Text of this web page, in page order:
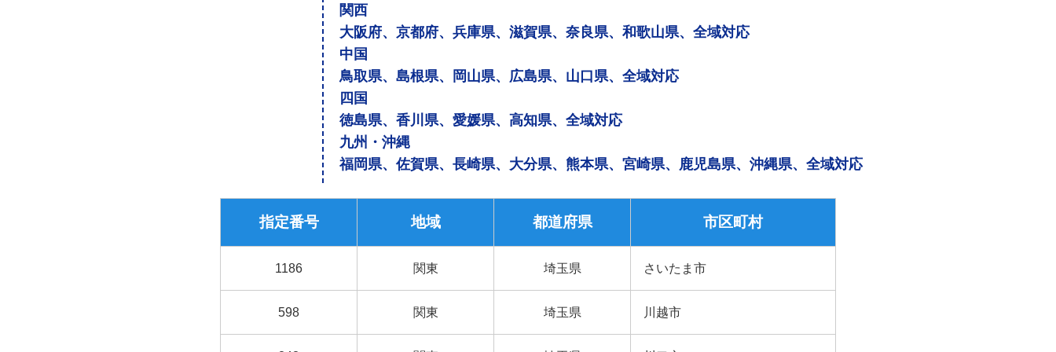
関西
大阪府、京都府、兵庫県、滋賀県、奈良県、和歌山県、全域対応
中国
鳥取県、島根県、岡山県、広島県、山口県、全域対応
四国
徳島県、香川県、愛媛県、高知県、全域対応
九州・沖縄
福岡県、佐賀県、長崎県、大分県、熊本県、宮崎県、鹿児島県、沖縄県、全域対応
指定番号 地域 都道府県 市区町村
1186 関東 埼玉県 さいたま市
598 関東 埼玉県 川越市